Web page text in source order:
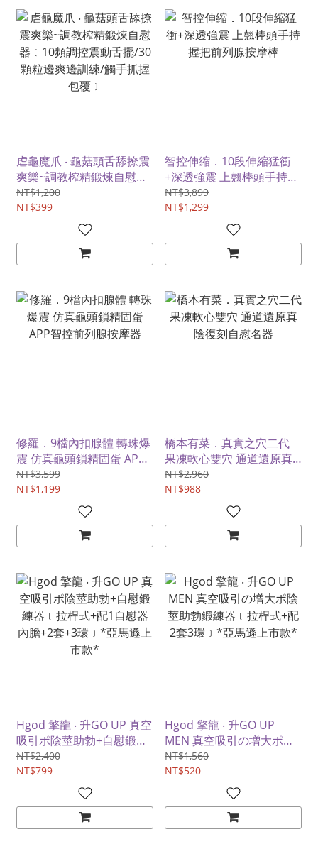
虐龜魔爪 ‧ 龜菇頭舌舔撩震
爽樂~調教榨精鍛煉自慰器
﹝10頻調控震動舌擺/30顆
粒邊爽邊訓練/觸手抓握包
NT$1,200
NT$399
智控伸縮．10段伸縮猛衝
+深透強震 上翹棒頭手持握
把前列腺按摩棒
NT$3,899
NT$1,299
修羅．9檔內扣腺體 轉珠爆
震 仿真龜頭鎖精固蛋 APP
智控前列腺按摩器
NT$3,599
NT$1,199
橋本有菜．真實之穴二代
果凍軟心雙穴 通道還原真
陰復刻自慰名器
NT$2,960
NT$988
Hgod 擎龍 ‧ 升GO UP 真空
吸引ポ陰莖助勃+自慰鍛練
器﹝拉桿式+配1自慰器內
膽+2套+3環﹞*亞馬遜上市
NT$2,400
NT$799
Hgod 擎龍 ‧ 升GO UP
MEN 真空吸引の増大ポ陰
莖助勃鍛練器﹝拉桿式+配
2套3環﹞*亞馬遜上市款*
NT$1,560
NT$520